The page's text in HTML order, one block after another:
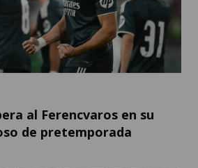
al Ferencvaros en su
de pretemporada